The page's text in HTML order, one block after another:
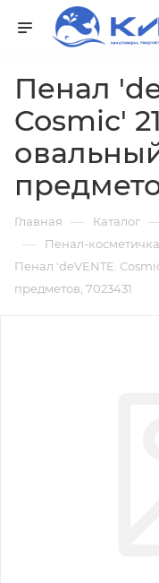
Пенал
Cosmic'
Главная — Каталог
— Пенал-косметичка
Пенал 'deVENTE.
предметов, 7023431